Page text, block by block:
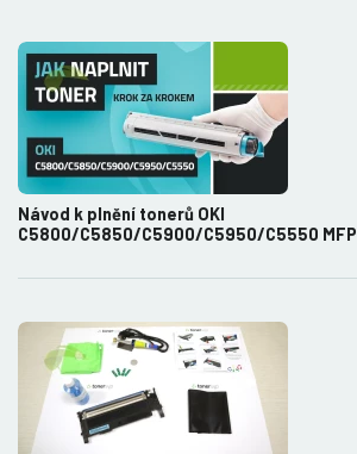
Návod k plnění tonerů OKI
C5800/C5850/C5900/C5950/C5550 MFP